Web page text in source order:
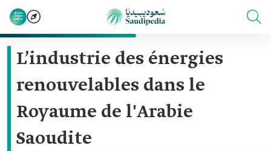
L’industrie des énergies
renouvelables dans le
Royaume de l'Arabie
Saoudite